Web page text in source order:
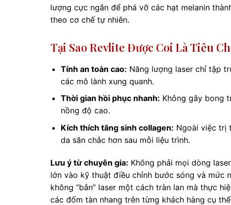
lượng cực ngắn để phá vỡ các hạt melanin
theo cơ chế tự nhiên.
Tại Sao Revlite Được Coi Là Tiêu
Tính an toàn cao: Năng lượng laser chỉ tập
các mô lành xung quanh.
Thời gian hồi phục nhanh: Không gây bong
nồng độ cao.
Kích thích tăng sinh collagen: Ngoài việc trị
da săn chắc hơn sau mỗi liệu trình.
Lưu ý từ chuyên gia: Không phải mọi dòng
lớn vào kỹ thuật điều chỉnh bước sóng và mức
không “bắn” laser một cách tràn lan mà thực
các đốm tàn nhang trên từng khách hàng cụ